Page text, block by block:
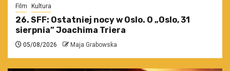
Film Kultura
26. SFF: Ostatniej nocy w Oslo. O „Oslo, 31
sierpnia” Joachima Triera
05/08/2026 Maja Grabowska